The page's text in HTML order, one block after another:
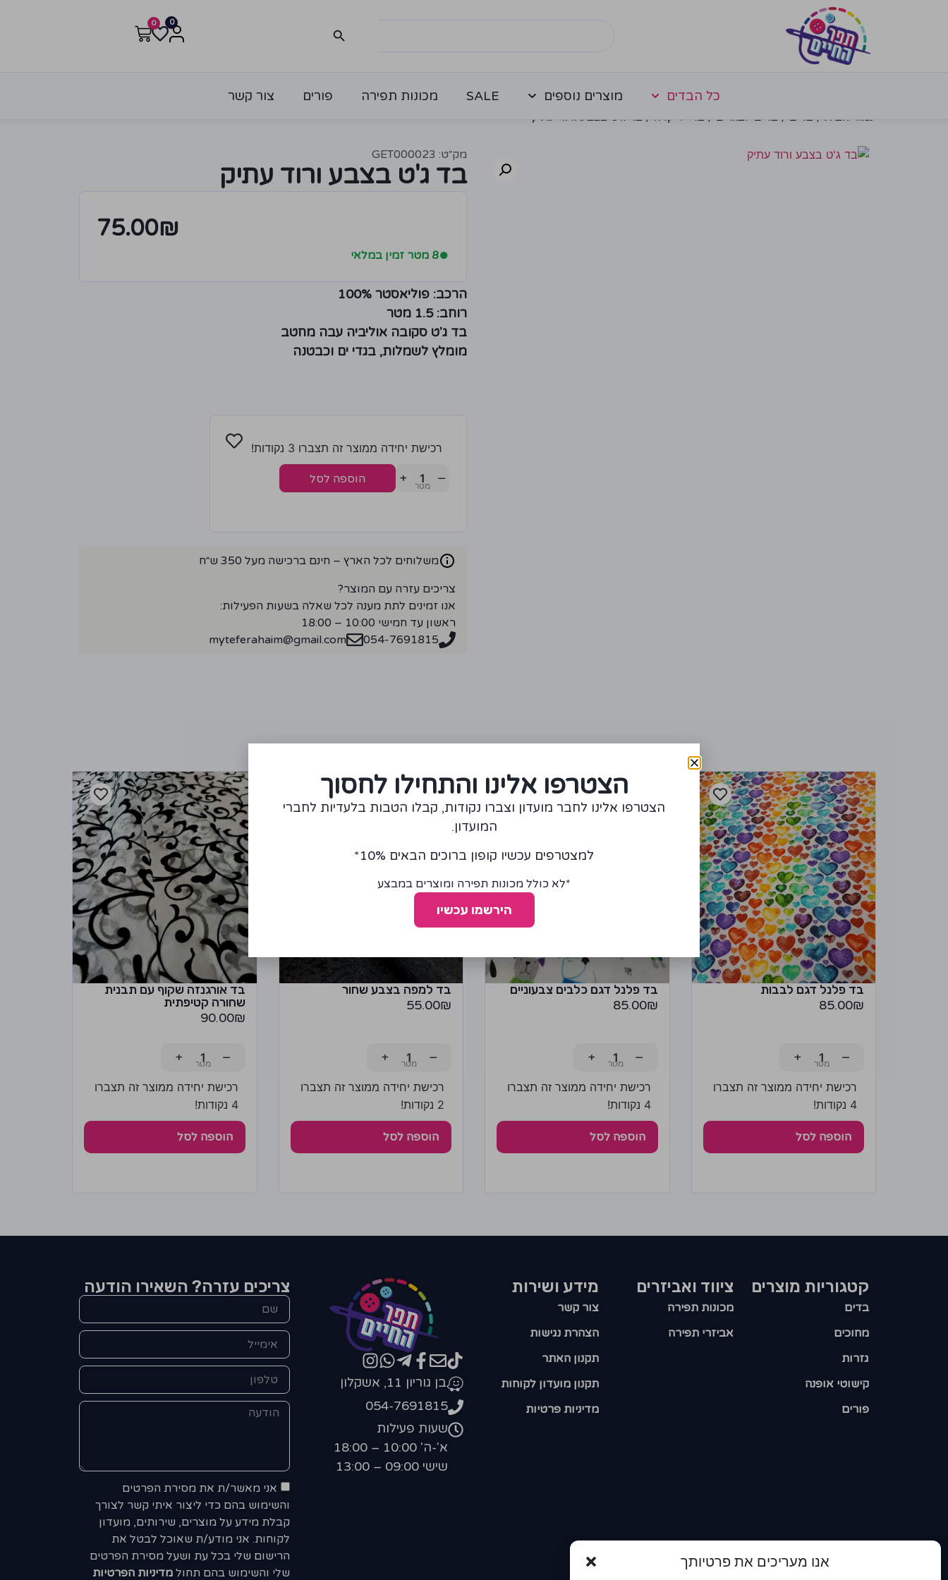
אנו מעריכים את פרטיותך
0
0
כל הבדים מוצרים נוספים SALE מכונות תפירה פורים צור קשר
מק״ט: GET000023
בד ג'ט בצבע ורוד עתיק
75.00₪
●8 מטר זמין במלאי
הרכב: פוליאסטר 100%
רוחב: 1.5 מטר
בד ג'ט סקובה אוליביה עבה מחטב
מומלץ לשמלות, בגדי ים וכבטנה
רכישת יחידה ממוצר זה תצברו 3 נקודות!
−
+ הוספה לסל
משלוחים לכל הארץ – חינם ברכישה מעל 350 ש״ח
צריכים עזרה עם המוצר?
אנו זמינים לתת מענה לכל שאלה בשעות הפעילות:
ראשון עד חמישי 10:00 – 18:00
054-7691815
myteferahaim@gmail.com
בד פלנל דגם לבבות
85.00₪
−
+
רכישת יחידה ממוצר זה תצברו
4 נקודות!
הוספה לסל
בד פלנל דגם כלבים צבעוניים
85.00₪
−
+
רכישת יחידה ממוצר זה תצברו
4 נקודות!
הוספה לסל
בד למפה בצבע שחור
55.00₪
−
+
רכישת יחידה ממוצר זה תצברו
2 נקודות!
הוספה לסל
בד אורגנזה שקוף עם תבנית
שחורה קטיפתית
90.00₪
−
+
רכישת יחידה ממוצר זה תצברו
4 נקודות!
הוספה לסל
קטגוריות מוצרים​
בדים
מחוכים
גזרות
קישוטי אופנה
פורים
ציווד ואביזרים
מכונות תפירה
אביזרי תפירה
מידע ושירות
צור קשר
הצהרת נגישות
תקנון האתר
תקנון מועדון לקוחות
מדיניות פרטיות
בן גוריון 11, אשקלון
054-7691815
שעות פעילות
א'-ה' 10:00 – 18:00
שישי 09:00 – 13:00
צריכים עזרה? השאירו הודעה
אני מאשר/ת את מסירת הפרטים
והשימוש בהם כדי ליצור איתי קשר לצורך
קבלת מידע על מוצרים, שירותים, מועדון
לקוחות. אני מודע/ת שאוכל לבטל את
הרישום שלי בכל עת ושעל מסירת הפרטים
שלי והשימוש בהם תחול מדיניות הפרטיות
הצטרפו אלינו והתחילו לחסוך
הצטרפו אלינו לחבר מועדון וצברו נקודות, קבלו הטבות בלעדיות לחברי
המועדון.
למצטרפים עכשיו קופון ברוכים הבאים 10%*
*לא כולל מכונות תפירה ומוצרים במבצע
הירשמו עכשיו